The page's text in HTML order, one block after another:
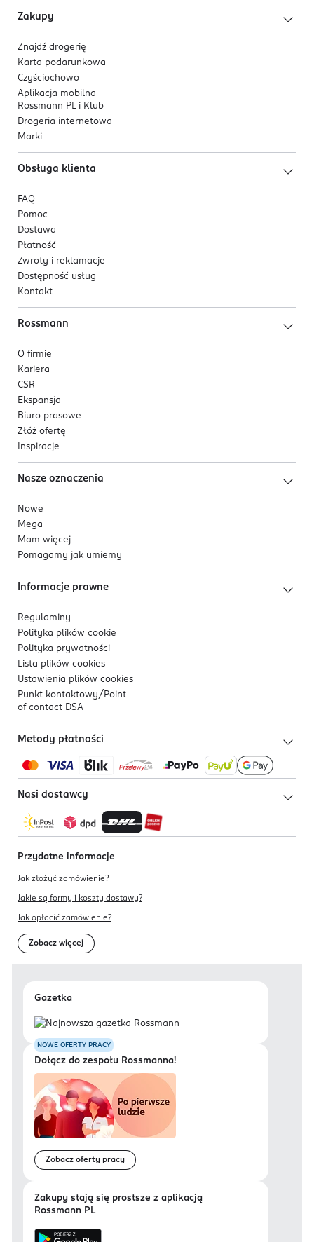
Zakupy
Znajdź drogerię
Karta podarunkowa
Czyściochowo
Aplikacja mobilna
Rossmann PL i Klub
Drogeria internetowa
Marki
Obsługa klienta
FAQ
Pomoc
Dostawa
Płatność
Zwroty i reklamacje
Dostępność usług
Kontakt
Rossmann
O firmie
Kariera
CSR
Ekspansja
Biuro prasowe
Złóż ofertę
Inspiracje
Nasze oznaczenia
Nowe
Mega
Mam więcej
Pomagamy jak umiemy
Informacje prawne
Regulaminy
Polityka plików cookie
Polityka prywatności
Lista plików cookies
Ustawienia plików cookies
Punkt kontaktowy/ Point
of contact DSA
Metody płatności
Nasi dostawcy
Przydatne informacje
Jak złożyć zamówienie?
Jakie są formy i koszty dostawy?
Jak opłacić zamówienie?
Zobacz więcej
Gazetka
NOWE OFERTY PRACY
Dołącz do zespołu Rossmanna!
Zobacz oferty pracy
Zakupy stają się prostsze z aplikacją
Rossmann PL